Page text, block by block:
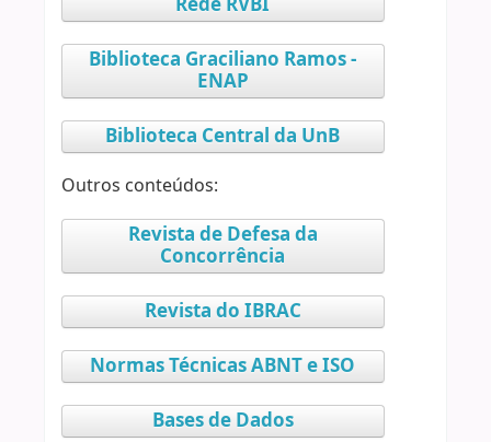
Biblioteca Graciliano Ramos -
ENAP
Biblioteca Central da UnB
Outros conteúdos:
Revista de Defesa da
Concorrência
Revista do IBRAC
Normas Técnicas ABNT e ISO
Bases de Dados